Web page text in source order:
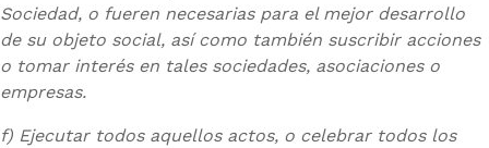
Sociedad, o fueren necesarias para el mejor desarrollo
de su objeto social, así como también suscribir acciones
o tomar interés en tales sociedades, asociaciones o
empresas.
f) Ejecutar todos aquellos actos, o celebrar todos los